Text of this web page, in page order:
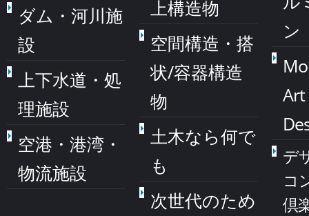
ダム・河川施
設
上下水道・処
理施設
空港・港湾・
物流施設
上構造物
空間構造・搭
状/容器構造
物
土木なら何で
も
次世代のため
ン
デ
コ
倶